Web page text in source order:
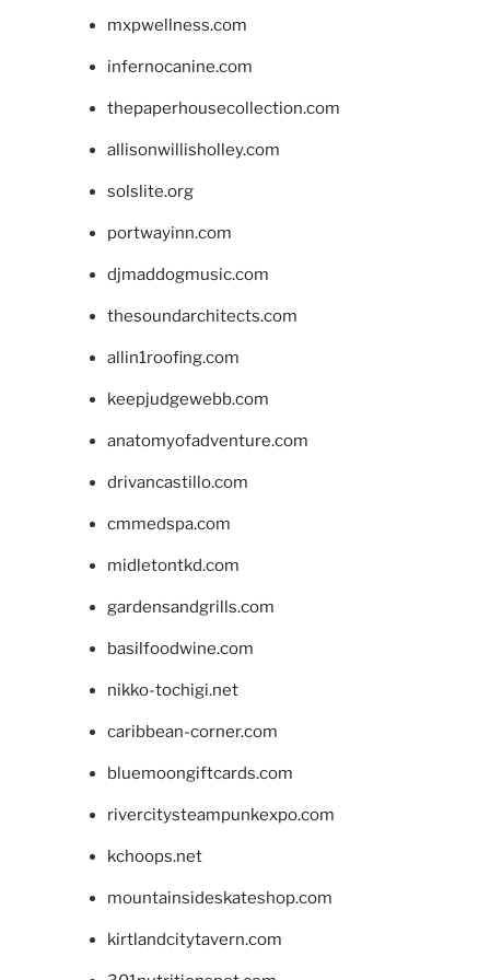
mxpwellness.com
infernocanine.com
thepaperhousecollection.com
allisonwillisholley.com
solslite.org
portwayinn.com
djmaddogmusic.com
thesoundarchitects.com
allin1roofing.com
keepjudgewebb.com
anatomyofadventure.com
drivancastillo.com
cmmedspa.com
midletontkd.com
gardensandgrills.com
basilfoodwine.com
nikko-tochigi.net
caribbean-corner.com
bluemoongiftcards.com
rivercitysteampunkexpo.com
kchoops.net
mountainsideskateshop.com
kirtlandcitytavern.com